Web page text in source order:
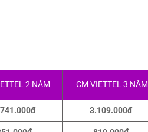
2 NĂM CM VIETTEL 3 NĂM
3.109.000đ